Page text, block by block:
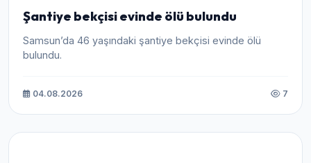
Şantiye bekçisi evinde ölü bulundu
Samsun’da 46 yaşındaki şantiye bekçisi evinde ölü
bulundu.
04.08.2026 7